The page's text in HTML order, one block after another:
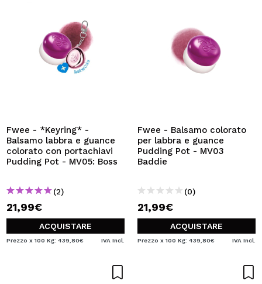
Fwee - *Keyring* -
Balsamo labbra e guance
colorato con portachiavi
Pudding Pot - MV05: Boss
(2)
21,99€
ACQUISTARE
Prezzo x 100 Kg: 439,80€ IVA Incl.
Fwee - Balsamo colorato
per labbra e guance
Pudding Pot - MV03
Baddie
(0)
21,99€
ACQUISTARE
Prezzo x 100 Kg: 439,80€ IVA Incl.